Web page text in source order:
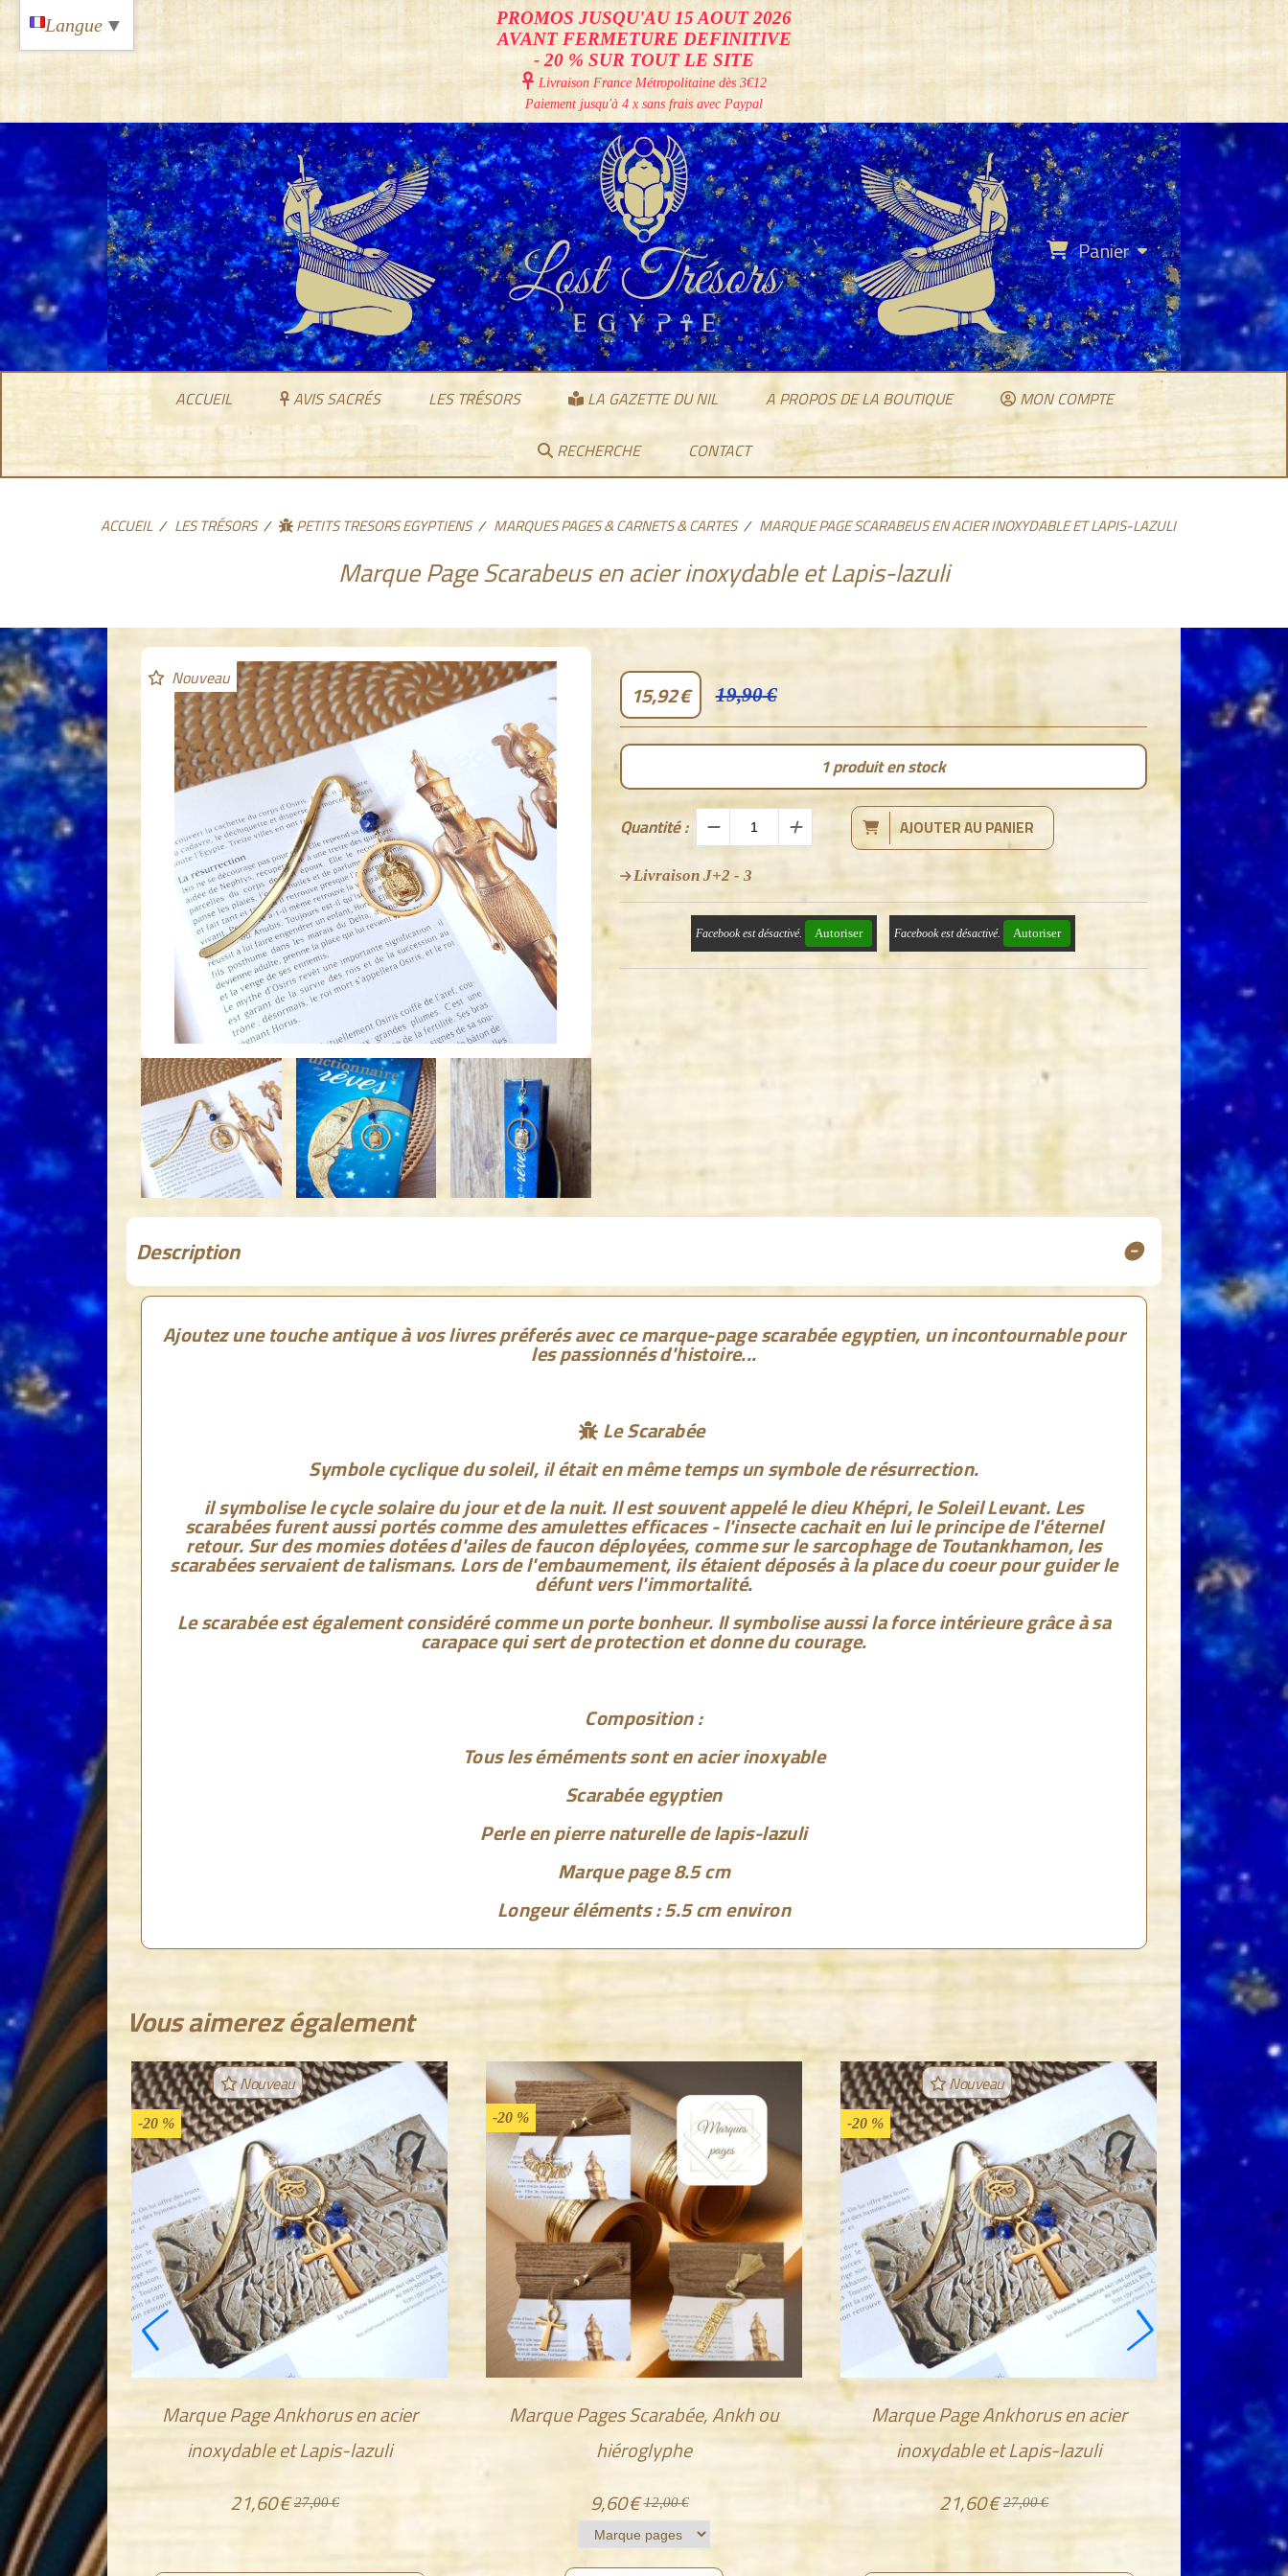
PROMOS JUSQU'AU 15 AOUT 2026
AVANT FERMETURE DEFINITIVE
- 20 % SUR TOUT LE SITE
 Livraison France Métropolitainedès 3€12
Paiement jusqu'à 4 x sans frais avec Paypal
Panier
ACCUEIL AVIS SACRÉS LES TRÉSORS LA GAZETTE DU NIL A PROPOS DE LA BOUTIQUE
MON COMPTE
RECHERCHE
CONTACT
ACCUEIL LES TRÉSORS PETITS TRESORS EGYPTIENS MARQUES PAGES & CARNETS & CARTES MARQUE PAGE SCARABEUS EN ACIER INOXYDABLE ET LAPIS-LAZULI
Marque Page Scarabeus en acier inoxydable et Lapis-lazuli
Nouveau 15,92€ 19,90€
1produit en stock
Quantité :
AJOUTER AU PANIER
Livraison J+2 - 3
Facebook est désactivé. Autoriser Facebook est désactivé. Autoriser
Description
Ajoutez une touche antique à vos livres préferés avec ce marque-page scarabée egyptien, un incontournable pour
les passionnés d'histoire...
 Le Scarabée
Symbole cyclique du soleil, il était en même temps un symbole de résurrection.
il symbolise le cycle solaire du jour et de la nuit. Il est souvent appelé le dieu Khépri, le Soleil Levant. Les
scarabées furent aussi portés comme des amulettes efficaces - l'insecte cachait en lui le principe de l'éternel
retour. Sur des momies dotées d'ailes de faucon déployées, comme sur le sarcophage de Toutankhamon, les
scarabées servaient de talismans. Lors de l'embaumement, ils étaient déposés à la place du coeur pour guider le
défunt vers l'immortalité.
Le scarabée est également considéré comme un porte bonheur. Il symbolise aussi la force intérieure grâce à sa
carapace qui sert de protection et donne du courage.
Composition :
Tous les éméments sont en acier inoxyable
Scarabée egyptien
Perle en pierre naturelle de lapis-lazuli
Marque page 8.5 cm
Longeur éléments : 5.5 cm environ
Vous aimerez également
ou
-20 %
Marque Page Ankhorus en acier
inoxydable et Lapis-lazuli
21,60€ 27,00€
Nouveau
-20 %
Marque Pages Scarabée, Ankh ou
hiéroglyphe
9,60€ 12,00€
-20 %
Marque Page Ankhorus en acier
inoxydable et Lapis-lazuli
21,60€ 27,00€
Nouveau
Langue ▼
Panneau de gestion des cookies